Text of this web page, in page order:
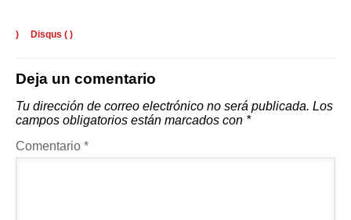
) Disqus ( )
Deja un comentario
Tu dirección de correo electrónico no será publicada. Los
campos obligatorios están marcados con *
Comentario *